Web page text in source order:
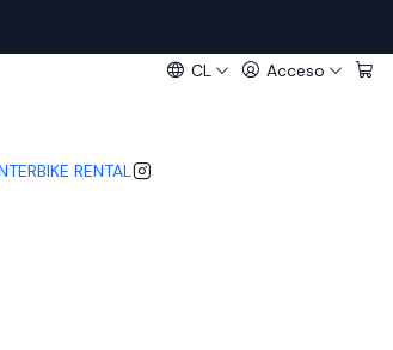
CL Acceso
BIKE RENTAL